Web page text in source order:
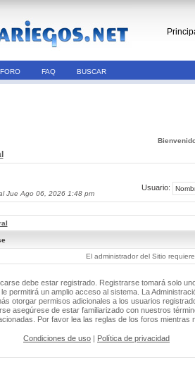
FAQ BUSCAR
Jue Ago 06, 2026 1:48 pm
Usuario:
El administrador del Sitio
debe estar registrado. Registrarse tomará solo
permitirá un amplio acceso al sistema. La
otorgar permisos adicionales a los usuarios
asegúrese de estar familiarizado con nuestros
Por favor lea las reglas de los foros mientras
Condiciones de uso | Política de privacidad